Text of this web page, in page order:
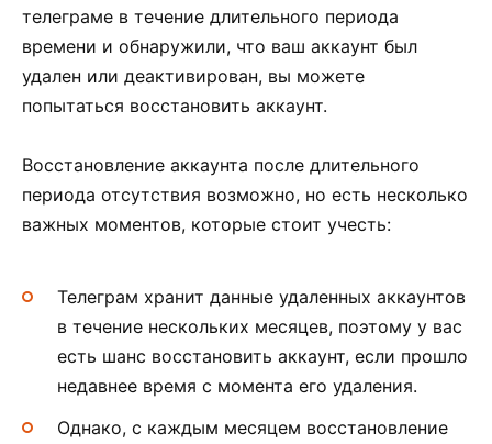
телеграме в течение длительного периода
времени и обнаружили, что ваш аккаунт был
удален или деактивирован, вы можете
попытаться восстановить аккаунт.
Восстановление аккаунта после длительного
периода отсутствия возможно, но есть несколько
важных моментов, которые стоит учесть:
Телеграм хранит данные удаленных аккаунтов
в течение нескольких месяцев, поэтому у вас
есть шанс восстановить аккаунт, если прошло
недавнее время с момента его удаления.
Однако, с каждым месяцем восстановление